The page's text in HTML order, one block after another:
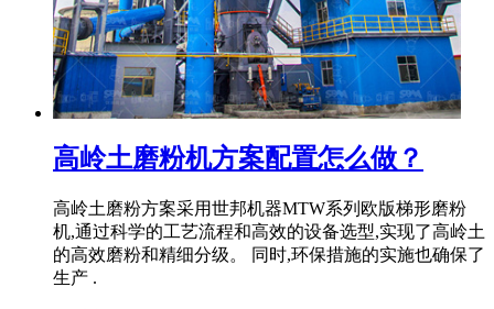
高岭土磨粉机方案配置怎么做？
高岭土磨粉方案采用世邦机器MTW系列欧版梯形磨粉
机,通过科学的工艺流程和高效的设备选型,实现了高岭土
的高效磨粉和精细分级。 同时,环保措施的实施也确保了
生产 .